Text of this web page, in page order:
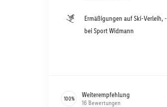
Ermäßigungen auf Ski-Verleih,
bei Sport Widmann
100% Weiterempfehlung
16 Bewertungen